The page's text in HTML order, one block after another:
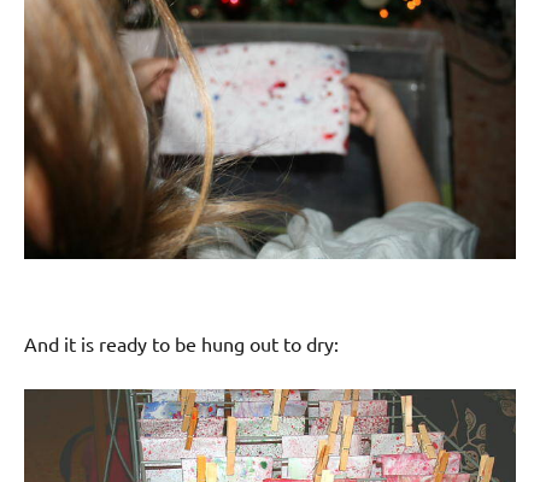
And it is ready to be hung out to dry: